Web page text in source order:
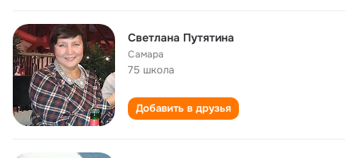
Светлана Путятина
Самара
75 школа
Добавить в друзья